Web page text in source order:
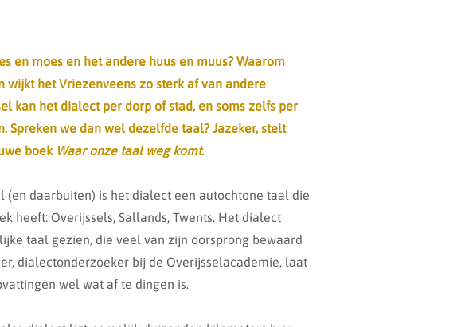
en moes en het andere huus en muus? Waarom
wijkt het Vriezenveens zo sterk af van andere
kan het dialect per dorp of stad, en soms zelfs per
Spreken we dan wel dezelfde taal? Jazeker, stelt
boek Waar onze taal weg komt.
(en daarbuiten) is het dialect een autochtone taal die
heeft: Overijssels, Sallands, Twents. Het dialect
taal gezien, die veel van zijn oorsprong bewaard
dialectonderzoeker bij de Overijsselacademie, laat
wel wat af te dingen is.